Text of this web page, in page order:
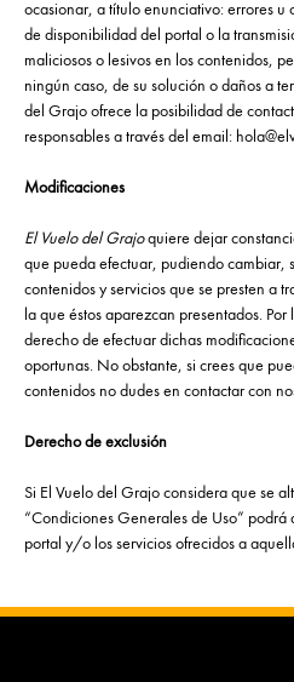
ocasionar, a título enunciativo: errores u
de disponibilidad del portal o la
maliciosos o lesivos en los contenidos,
ningún caso, de su solución o daños a
del Grajo ofrece la posibilidad de
responsables a través del email:
Modificaciones
El Vuelo del Grajoquiere dejar
que pueda efectuar, pudiendo cambiar,
contenidos y servicios que se presten a
la que éstos aparezcan presentados. Por
derecho de efectuar dichas
oportunas. No obstante, si crees que
contenidos no dudes en contactar con
Derecho de exclusión
Si El Vuelo del Grajo considera que se
“Condiciones Generales de Uso” podrá
portal y/o los servicios ofrecidos a